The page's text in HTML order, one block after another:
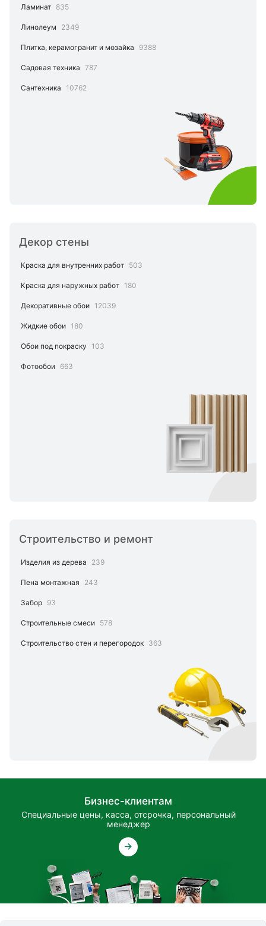
Ламинат 835
Линолеум 2349
Плитка, керамогранит и мозайка 9388
Садовая техника 787
Сантехника 10762
Декор стены
Краска для внутренних работ 503
Краска для наружных работ 180
Декоративные обои 12039
Жидкие обои 180
Обои под покраску 103
Фотообои 663
Строительство и ремонт
Изделия из дерева 239
Пена монтажная 243
Забор 93
Строительные смеси 578
Строительство стен и перегородок 363
Бизнес-клиентам
Специальные цены, касса, отсрочка, персональный
менеджер